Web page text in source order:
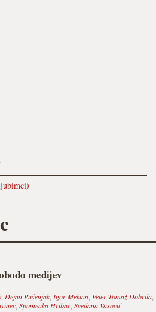
medijev
, Dejan Pušenjak, Igor Mekina, Peter Tomaž Dobrila,
, Spomenka Hribar, Svetlana Vasović